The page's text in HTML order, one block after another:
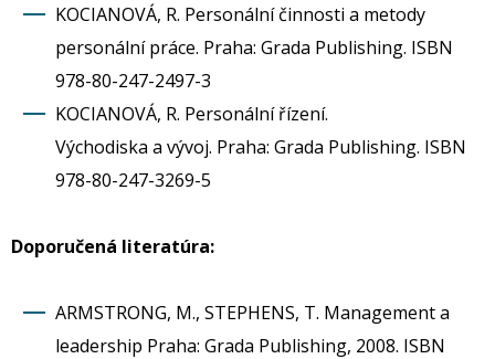
KOCIANOVÁ, R. Personální činnosti a metody
personální práce. Praha: Grada Publishing. ISBN
978-80-247-2497-3
KOCIANOVÁ, R. Personální řízení.
Východiska a vývoj. Praha: Grada Publishing. ISBN
978-80-247-3269-5
Doporučená literatúra:
ARMSTRONG, M., STEPHENS, T. Management a
leadership Praha: Grada Publishing, 2008. ISBN